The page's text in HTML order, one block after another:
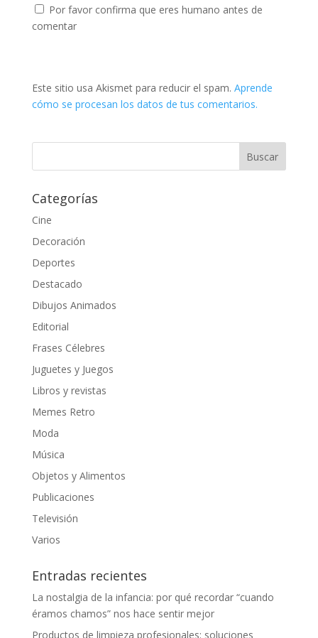
Por favor confirma que eres humano antes de
comentar
Este sitio usa Akismet para reducir el spam. Aprende
cómo se procesan los datos de tus comentarios.
Categorías
Cine
Decoración
Deportes
Destacado
Dibujos Animados
Editorial
Frases Célebres
Juguetes y Juegos
Libros y revistas
Memes Retro
Moda
Música
Objetos y Alimentos
Publicaciones
Televisión
Varios
Entradas recientes
La nostalgia de la infancia: por qué recordar “cuando
éramos chamos” nos hace sentir mejor
Productos de limpieza profesionales: soluciones